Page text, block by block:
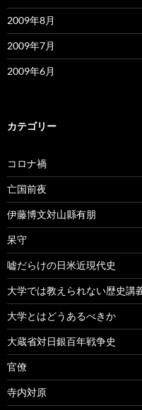
2009年8月
2009年7月
2009年6月
カテゴリー
コロナ禍
亡国前夜
伊藤博文対山縣有朋
呆守
嘘だらけの日米近現代史
大学では教えられない歴史講
大学とはどうあるべきか
大蔵省対日銀百年戦争史
官僚
寺内対原